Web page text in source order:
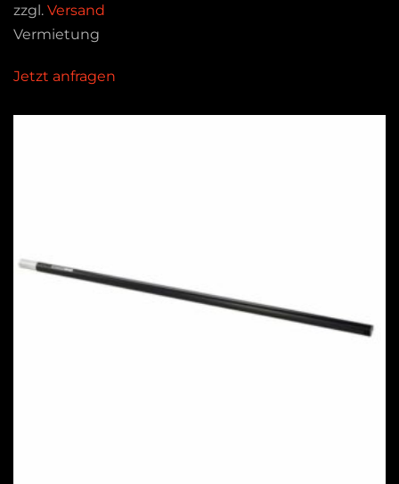
zzgl. Versand
Vermietung
Jetzt anfragen